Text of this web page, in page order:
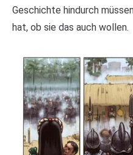
Geschichte hindurch
hat, ob sie das auch wollen.